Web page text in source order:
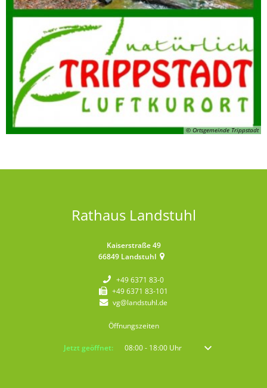
© Ortsgemeinde Trippstadt
Rathaus Landstuhl
Kaiserstraße 49
66849 Landstuhl
+49 6371 83-0
+49 6371 83-101
vg@landstuhl.de
Öffnungszeiten
Klicken, um weitere Öffnungs- oder Schließzeiten auszublenden
Jetzt geöffnet: 08:00- 18:00Uhr Von 08:00 bis 18:00